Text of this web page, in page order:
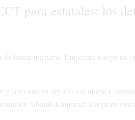
para estatales: los
forma unánime. Empezará a regir en
y convirtió en ley 3373 el nuevo
laboral. Empezará a regir en